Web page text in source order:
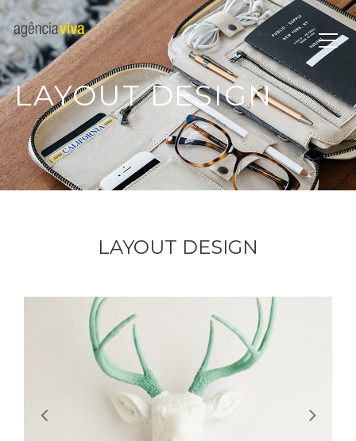
LAYOUT DESIGN
LAYOUT DESIGN